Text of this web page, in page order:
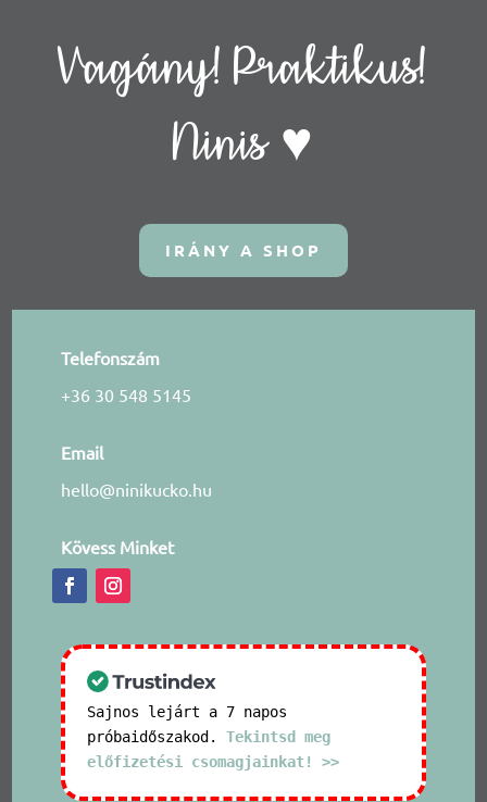
Vagány! Praktikus!
Ninis ♥
IRÁNY A SHOP
Telefonszám
+36 30 548 5145
Email
hello@ninikucko.hu
Kövess Minket
Sajnos lejárt a 7 napos
próbaidőszakod. Tekintsd meg
előfizetési csomagjainkat! >>